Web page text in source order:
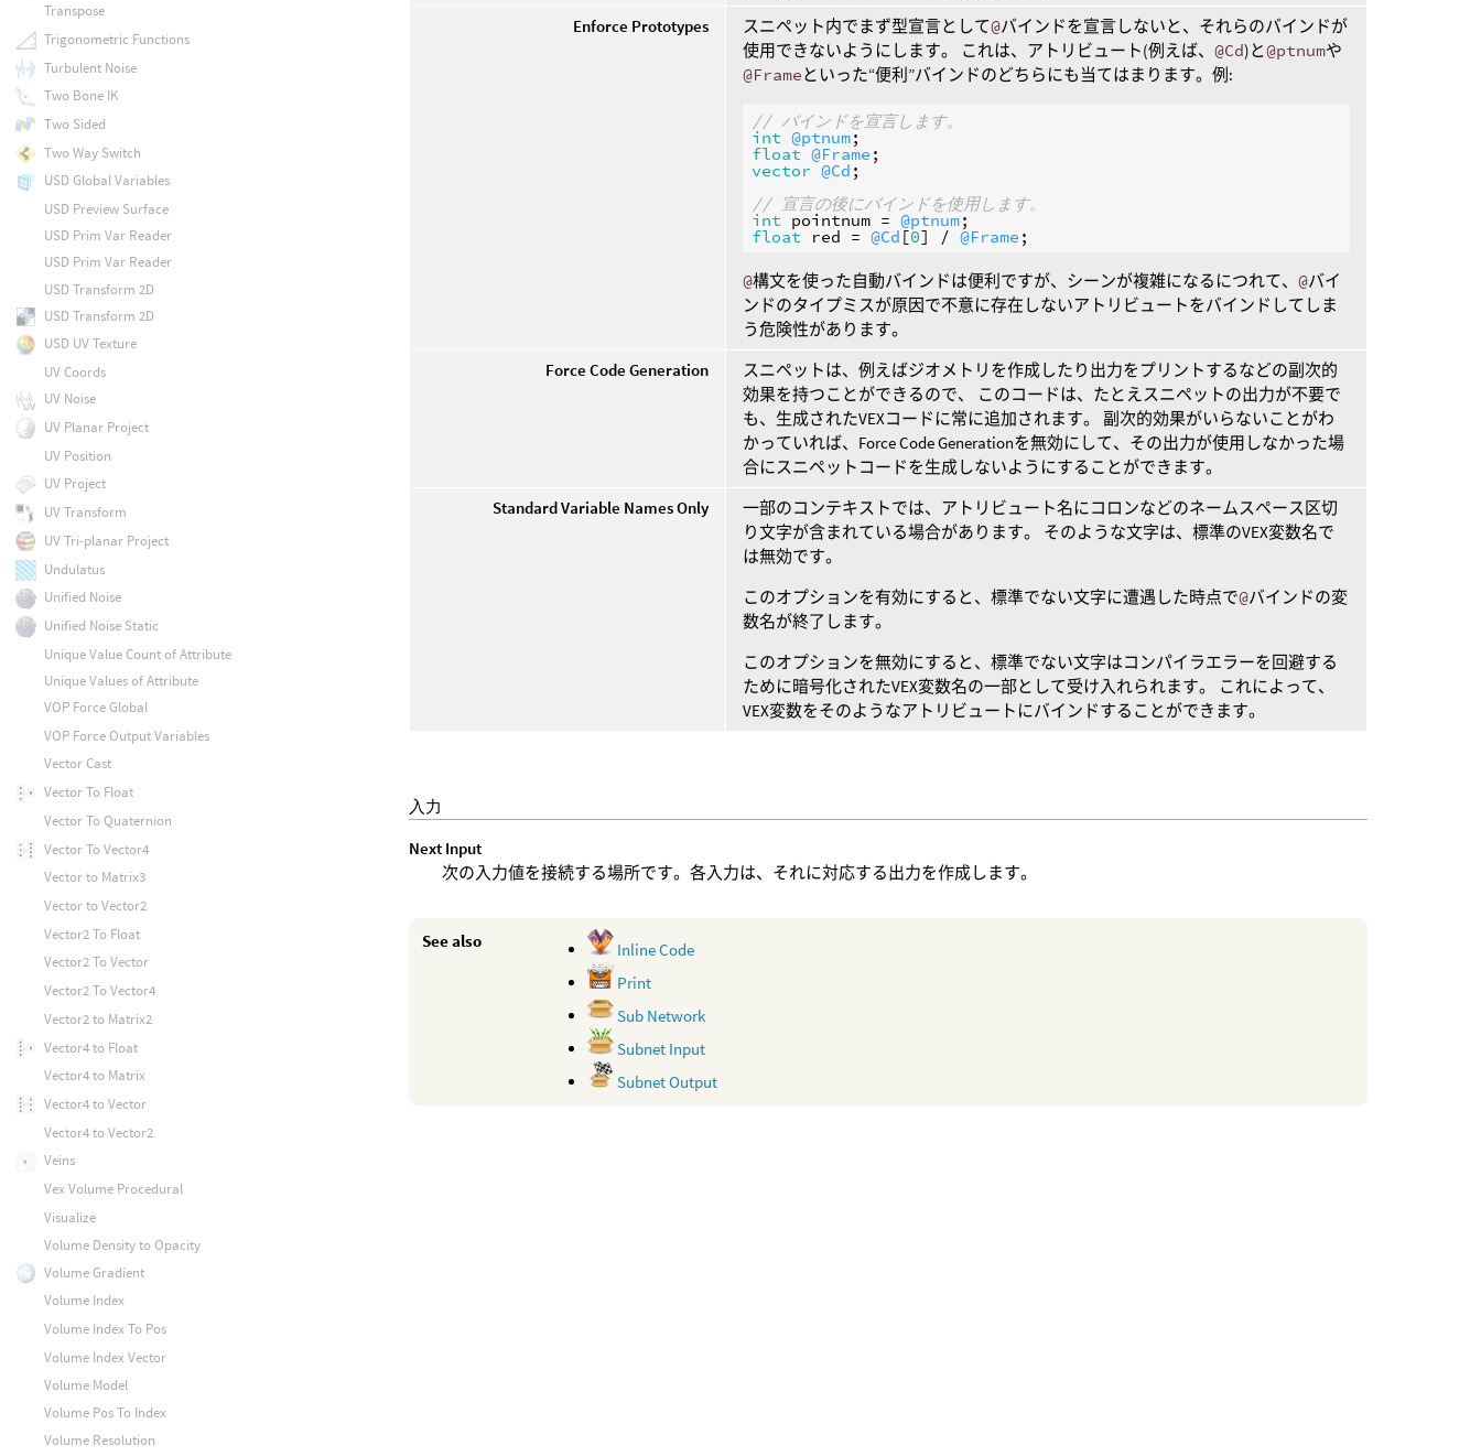
Enforce Prototypes
スニペット内でまず型宣言として@バインドを宣言しないと、それらのバインドが
使用できないようにします。 これは、アトリビュート(例えば、@Cd)と@ptnumや
@Frameといった“便利”バインドのどちらにも当てはまります。例:
// バインドを宣言します。
int @ptnum
float @Frame
vector @Cd ;
// 宣言の後にバインドを使用します。
int pointnum = @ptnum
float red = @Cd [0] / @Frame
@構文を使った自動バインドは便利ですが、シーンが複雑になるにつれて、@バイ
ンドのタイプミスが原因で不意に存在しないアトリビュートをバインドしてしま
う危険性があります。
Force Code Generation
スニペットは、例えばジオメトリを作成したり出力をプリントするなどの副次的
効果を持つことができるので、 このコードは、たとえスニペットの出力が不要で
も、生成されたVEXコードに常に追加されます。 副次的効果がいらないことがわ
かっていれば、Force Code Generationを無効にして、その出力が使用しなかった場
合にスニペットコードを生成しないようにすることができます。
Standard Variable Names Only
一部のコンテキストでは、アトリビュート名にコロンなどのネームスペース区切
り文字が含まれている場合があります。 そのような文字は、標準のVEX変数名で
は無効です。
このオプションを有効にすると、標準でない文字に遭遇した時点で@バインドの変
数名が終了します。
このオプションを無効にすると、標準でない文字はコンパイラエラーを回避する
ために暗号化されたVEX変数名の一部として受け入れられます。 これによって、
VEX変数をそのようなアトリビュートにバインドすることができます。
入力
Next Input
次の入力値を接続する場所です。各入力は、それに対応する出力を作成します。
See also
Inline Code
Print
Sub Network
Subnet Input
Subnet Output
Transpose
Trigonometric Functions
Turbulent Noise
Two Bone IK
Two Sided
Two Way Switch
USD Global Variables
USD Preview Surface
USD Prim Var Reader
USD Prim Var Reader
USD Transform 2D
USD Transform 2D
USD UV Texture
UV Coords
UV Noise
UV Planar Project
UV Position
UV Project
UV Transform
UV Tri-planar Project
Undulatus
Unified Noise
Unified Noise Static
Unique Value Count of Attribute
Unique Values of Attribute
VOP Force Global
VOP Force Output Variables
Vector Cast
Vector To Float
Vector To Quaternion
Vector To Vector4
Vector to Matrix3
Vector to Vector2
Vector2 To Float
Vector2 To Vector
Vector2 To Vector4
Vector2 to Matrix2
Vector4 to Float
Vector4 to Matrix
Vector4 to Vector
Vector4 to Vector2
Veins
Vex Volume Procedural
Visualize
Volume Density to Opacity
Volume Gradient
Volume Index
Volume Index To Pos
Volume Index Vector
Volume Model
Volume Pos To Index
Volume Resolution